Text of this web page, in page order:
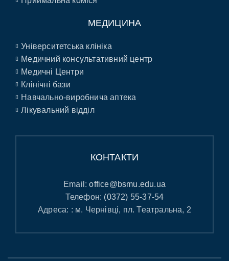
МЕДИЦИНА
Університетська клініка
Медичний консультативний центр
Медичні Центри
Клінічні бази
Навчально-виробнича аптека
Лікувальний відділ
КОНТАКТИ
Email:office@bsmu.edu.ua
Телефон: (0372) 55-37-54
Адреса: : м. Чернівці, пл. Театральна, 2